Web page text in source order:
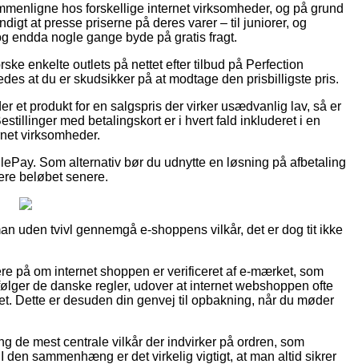
hos forskellige internet virksomheder, og på grund
at presse priserne på deres varer – til juniorer, og
endda nogle gange byde på gratis fragt.
enkelte outlets på nettet efter tilbud på Perfection
at du er skudsikker på at modtage den prisbilligste pris.
et produkt for en salgspris der virker usædvanlig lav, så er
med betalingskort er i hvert fald inkluderet i en
virksomheder.
Som alternativ bør du udnytte en løsning på afbetaling
beløbet senere.
uden tvivl gennemgå e-shoppens vilkår, det er dog tit ikke
på om internet shoppen er verificeret af e-mærket, som
de danske regler, udover at internet webshoppen ofte
Dette er desuden din genvej til opbakning, når du møder
de mest centrale vilkår der indvirker på ordren, som
sammenhæng er det virkelig vigtigt, at man altid sikrer